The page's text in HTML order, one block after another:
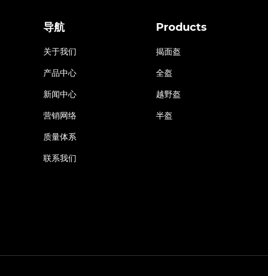
导航
关于我们
产品中心
新闻中心
营销网络
质量体系
联系我们
Products
揭面盔
全盔
越野盔
半盔